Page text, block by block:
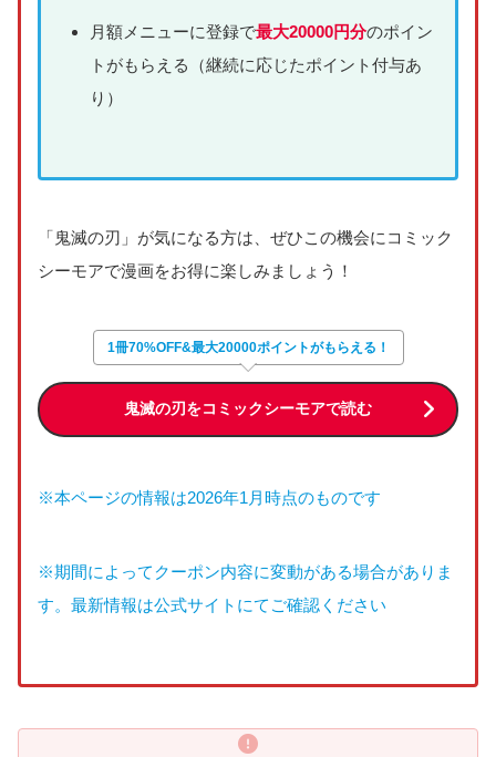
月額メニューに登録で最大20000円分のポイン
トがもらえる（継続に応じたポイント付与あ
り）
「鬼滅の刃」が気になる方は、ぜひこの機会にコミック
シーモアで漫画をお得に楽しみましょう！
1冊70%OFF&最大20000ポイントがもらえる！
鬼滅の刃をコミックシーモアで読む
※本ページの情報は2026年1月時点のものです
※期間によってクーポン内容に変動がある場合がありま
す。最新情報は公式サイトにてご確認ください